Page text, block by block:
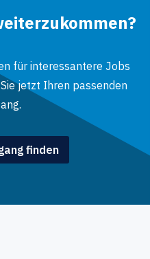
für interessantere Jobs
jetzt Ihren passenden
finden